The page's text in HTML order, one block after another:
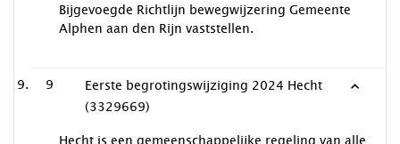
Bijgevoegde Richtlijn bewegwijzering Gemeente
Alphen aan den Rijn vaststellen.
9
Eerste begrotingswijziging 2024 Hecht
(3329669)